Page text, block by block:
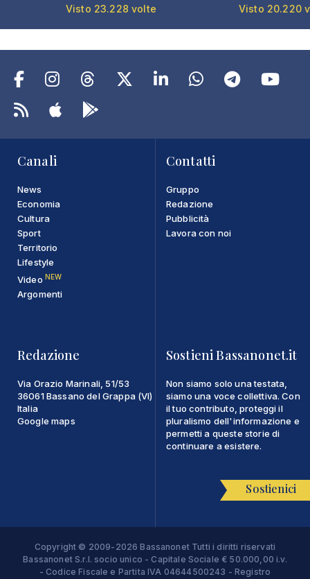
Visto 23.228 volte Visto 20.220
Canali
News
Economia
Cultura
Sport
Territorio
Lifestyle
Video NEW
Argomenti
Contatti
Gruppo
Redazione
Pubblicità
Lavora con noi
Redazione
Via Orazio Marinali, 51/53
36061 Bassano del Grappa (VI)
Italia
Google maps
Sostieni Bassanonet.it
Non siamo solo una testata,
siamo una voce collettiva. Con
il tuo contributo, proteggi il
pluralismo dell'informazione e
permetti a queste storie di
continuare a esistere.
Sostienici
Copyright © 2009-2026 Bassanonet Tutti i diritti riservati
Bassanonet S.r.l. socio unico - Capitale Sociale € 50.000,00 i.v.
- Codice Fiscale e Partita IVA 04644500243 - Registro